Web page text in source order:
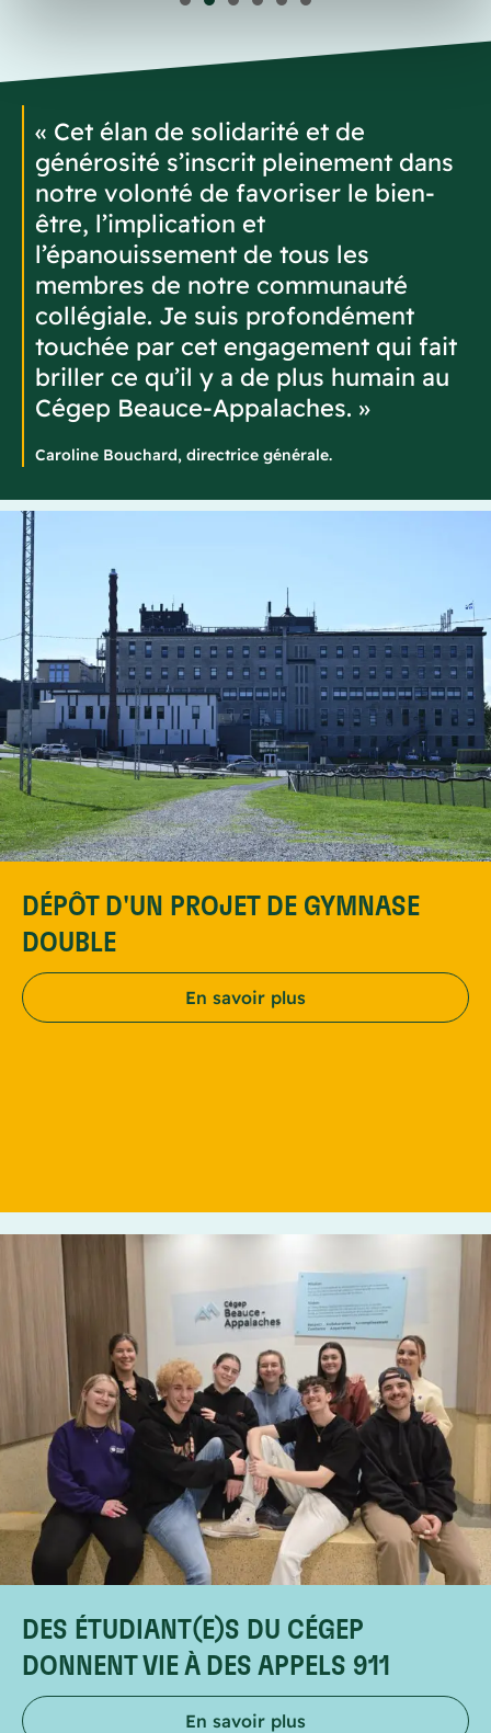
« Cet élan de solidarité et de
générosité s’inscrit pleinement dans
notre volonté de favoriser le bien-
être, l’implication et
l’épanouissement de tous les
membres de notre communauté
collégiale. Je suis profondément
touchée par cet engagement qui fait
briller ce qu’il y a de plus humain au
Cégep Beauce-Appalaches. »
Caroline Bouchard, directrice générale.
DÉPÔT D'UN PROJET DE GYMNASE
DOUBLE
En savoir plus
DES ÉTUDIANT(E)S DU CÉGEP
DONNENT VIE À DES APPELS 911
En savoir plus